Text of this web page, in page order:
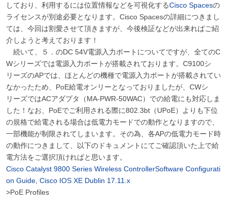
しており、利用するには位置情報などを可視化するCisco Spacesの
ライセンスが別途必要となります。Cisco Spacesの詳細につきまし
ては、今回は割愛させて頂きますが、今後検証などが出来ればご紹
介しようと考えております！
続いて、５．のDC 54V電源入力ポートについてですが、全てのC
Wシリーズでは電源入力ポートが搭載されております。C9100シ
リーズのAPでは、ほとんどの機種で電源入力ポートが搭載されてい
なかったため、PoE給電オンリーとなっておりましたが、CWシ
リーズではACアダプタ（MA-PWR-50WAC）での給電にも対応しま
した！なお、PoEでご利用される際に802.3bt（UPoE）よりも下位
の規格で給電される場合は低電力モードでの動作となりますので、
一部機能が制限されてしまいます。その為、各APの低電力モード時
の動作につきまして、以下のドキュメントにてご確認頂いた上で給
電方法をご選択頂ければと思います。
Cisco Catalyst 9800 Series Wireless ControllerSoftware Configurati
on Guide, Cisco IOS XE Dublin 17.11.x
>PoE Profiles